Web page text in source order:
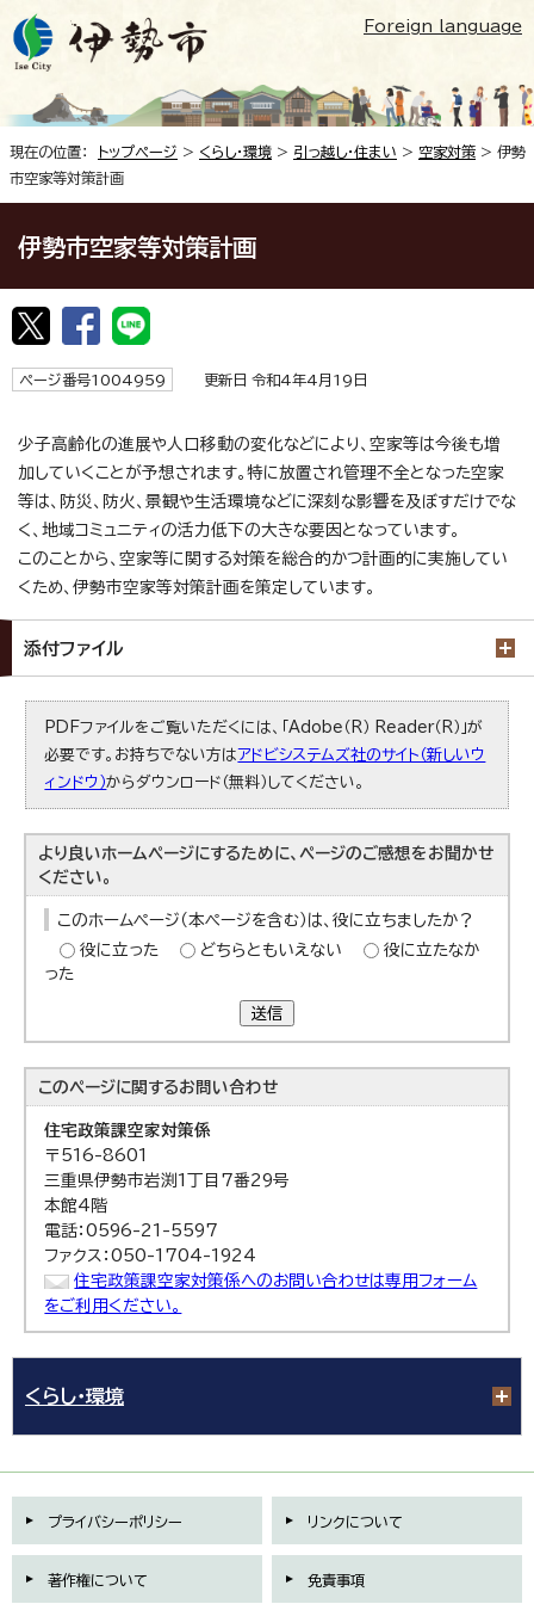
Foreign language
現在の位置： トップページ > くらし・環境 > 引っ越し・住まい > 空家対策 > 伊勢
市空家等対策計画
伊勢市空家等対策計画
ページ番号1004959 更新日 令和4年4月19日
少子高齢化の進展や人口移動の変化などにより、空家等は今後も増
加していくことが予想されます。特に放置され管理不全となった空家
等は、防災、防火、景観や生活環境などに深刻な影響を及ぼすだけでな
く、地域コミュニティの活力低下の大きな要因となっています。
このことから、空家等に関する対策を総合的かつ計画的に実施してい
くため、伊勢市空家等対策計画を策定しています。
添付ファイル
PDFファイルをご覧いただくには、「Adobe（R） Reader（R）」が
必要です。お持ちでない方は アドビシステムズ社のサイト（新しいウ
ィンドウ）からダウンロード（無料）してください。
より良いホームページにするために、ページのご感想をお聞かせ
ください。
このホームページ（本ページを含む）は、役に立ちましたか？
役に立った
どちらともいえない
役に立たなか
った
送信
このページに関するお問い合わせ
住宅政策課空家対策係
〒516-8601
三重県伊勢市岩渕1丁目7番29号
本館4階
電話：0596-21-5597
ファクス：050-1704-1924
住宅政策課空家対策係へのお問い合わせは専用フォーム
をご利用ください。
くらし・環境
プライバシーポリシー リンクについて
著作権について 免責事項